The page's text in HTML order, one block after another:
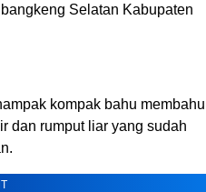
Selatan Kabupaten
kompak bahu membahu
dan rumput liar yang sudah